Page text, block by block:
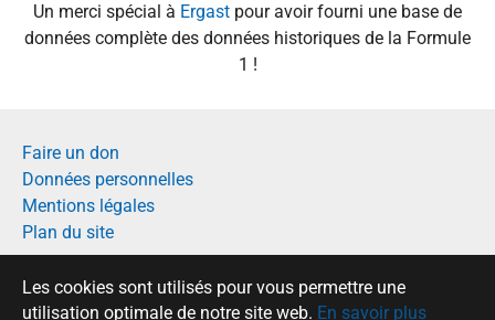
Les cookies sont utilisés pour vous permettre une
utilisation optimale de notre site web. En savoir plus
Un merci spécial à Ergast pour avoir fourni une base de
données complète des données historiques de la Formule
1 !
Faire un don
Données personnelles
Mentions légales
Plan du site
Français
English